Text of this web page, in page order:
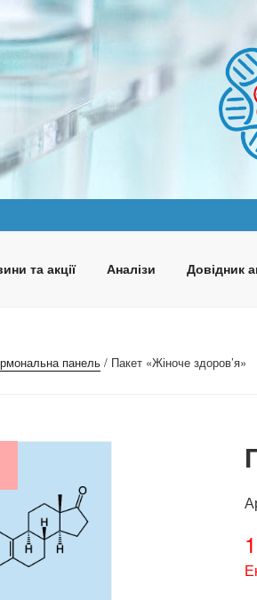
та акції Аналізи Довідник
панель/ Пакет «Жіноче здоров’я»